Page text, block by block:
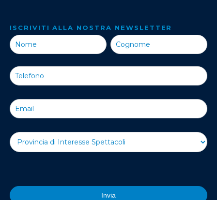
ISCRIVITI ALLA NOSTRA NEWSLETTER
Iscriviti alla
Invia